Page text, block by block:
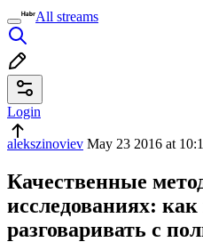
All streams
Login
alekszinoviev May 23 2016 at
Качественные
исследованиях: как
разговаривать с